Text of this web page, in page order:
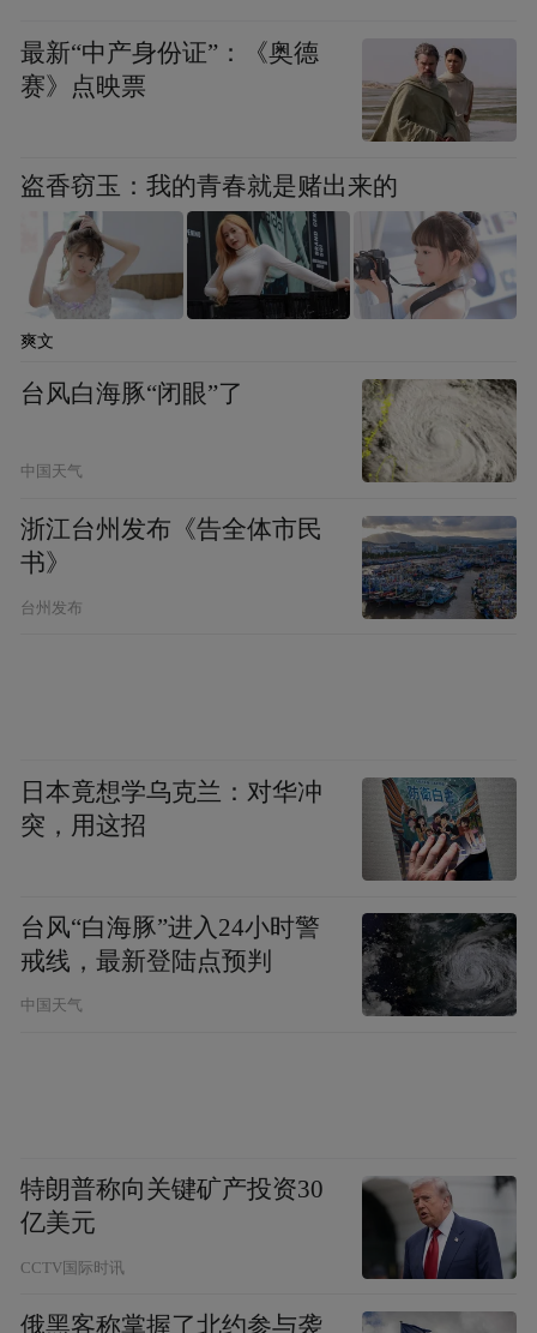
最新“中产身份证”：《奥德
赛》点映票
盗香窃玉：我的青春就是赌出来的
爽文
台风白海豚“闭眼”了
中国天气
浙江台州发布《告全体市民
书》
台州发布
日本竟想学乌克兰：对华冲
突，用这招
台风“白海豚”进入24小时警
戒线，最新登陆点预判
中国天气
特朗普称向关键矿产投资30
亿美元
CCTV国际时讯
俄黑客称掌握了北约参与袭